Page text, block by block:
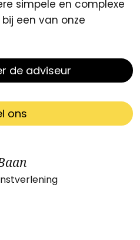
simpele en complexe
een van onze
de adviseur
ons